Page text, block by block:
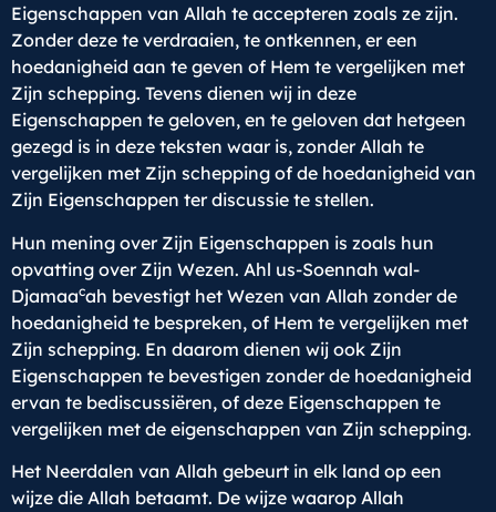
Eigenschappen van Allah te accepteren zoals ze zijn.
Zonder deze te verdraaien, te ontkennen, er een
hoedanigheid aan te geven of Hem te vergelijken met
Zijn schepping. Tevens dienen wij in deze
Eigenschappen te geloven, en te geloven dat hetgeen
gezegd is in deze teksten waar is, zonder Allah te
vergelijken met Zijn schepping of de hoedanigheid van
Zijn Eigenschappen ter discussie te stellen.
Hun mening over Zijn Eigenschappen is zoals hun
opvatting over Zijn Wezen. Ahl us-Soennah wal-
Djamaacah bevestigt het Wezen van Allah zonder de
hoedanigheid te bespreken, of Hem te vergelijken met
Zijn schepping. En daarom dienen wij ook Zijn
Eigenschappen te bevestigen zonder de hoedanigheid
ervan te bediscussiëren, of deze Eigenschappen te
vergelijken met de eigenschappen van Zijn schepping.
Het Neerdalen van Allah gebeurt in elk land op een
wijze die Allah betaamt. De wijze waarop Allah